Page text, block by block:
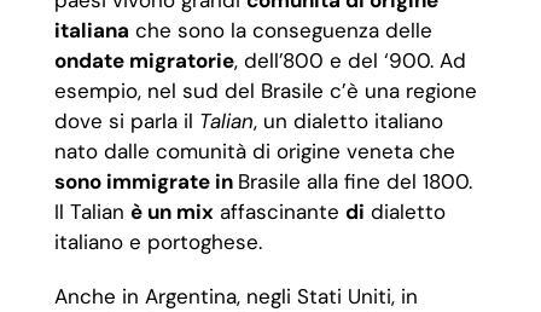
italiana che sono la conseguenza delle
ondate migratorie, dell’800 e del ‘900. Ad
esempio, nel sud del Brasile c’è una regione
dove si parla il Talian, un dialetto italiano
nato dalle comunità di origine veneta che
sono immigrate in Brasile alla fine del 1800.
Il Talian è un mixaffascinante di dialetto
italiano e portoghese.
Anche in Argentina, negli Stati Uniti, in